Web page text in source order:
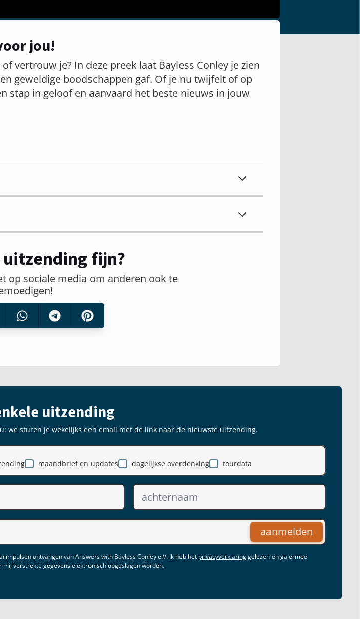
jou!
vertrouw je? In deze preek laat Bayless Conley je zien
geweldige boodschappen gaf. Of je nu twijfelt of op
stap in geloof en aanvaard het beste nieuws in jouw
uitzending fijn?
op sociale media om anderen ook te
uitzending
we sturen je wekelijks een email met de link naar de nieuwste uitzending.
maandbrief en updates
dagelijkse overdenking tourdata
aanmelden
ontvangen van Answers with Bayless Conley e.V. Ik heb het privacyverklaringgelezen en ga ermee
mij verstrekte gegevens elektronisch opgeslagen worden.